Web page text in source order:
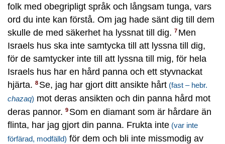
folk med obegripligt språk och långsam tunga, vars
ord du inte kan förstå. Om jag hade sänt dig till dem
skulle de med säkerhet ha lyssnat till dig. 7 Men
Israels hus ska inte samtycka till att lyssna till dig,
för de samtycker inte till att lyssna till mig, för hela
Israels hus har en hård panna och ett styvnackat
hjärta. 8 Se, jag har gjort ditt ansikte hårt (fast – hebr.
chazaq) mot deras ansikten och din panna hård mot
deras pannor. 9 Som en diamant som är hårdare än
flinta, har jag gjort din panna. Frukta inte (var inte
förfärad, modfälld) för dem och bli inte missmodig av